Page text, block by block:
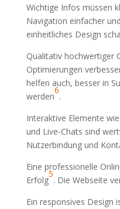
Wichtige Infos müssen
Navigation einfacher
einheitliches Design
Qualitativ hochwertiger
Optimierungen
helfen auch, besser in
werden
6
.
Interaktive Elemente
und Live-Chats sind
Nutzerbindung und
Eine professionelle
Erfolg
5
. Die Webseite
Ein responsives Design